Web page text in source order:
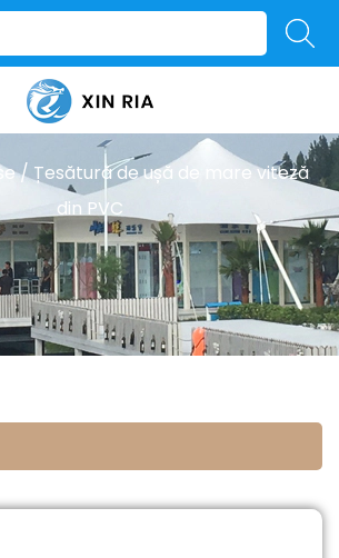
/Țesătură de ușă de mare viteză
din PVC